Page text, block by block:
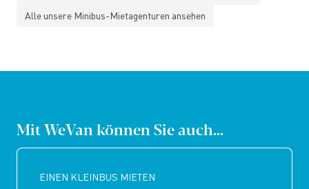
Alle unsere Minibus-Mietagenturen ansehen
Mit WeVan können Sie auch...
EINEN KLEINBUS MIETEN